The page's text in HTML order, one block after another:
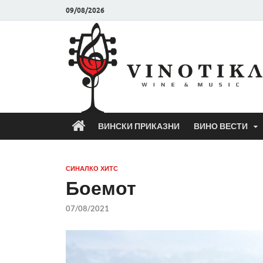
09/08/2026
ВИНСКИ ПРИКАЗНИ ВИНО ВЕСТИ
СИНАЛКО ХИТС
Боемот
07/08/2021